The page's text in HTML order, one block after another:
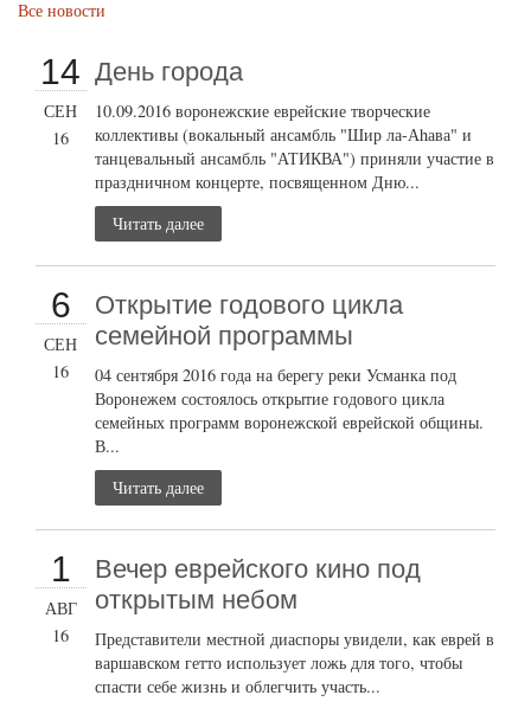
Все новости
14
СЕН
16
День города
10.09.2016 воронежские еврейские творческие
коллективы (вокальный ансамбль "Шир ла-Аhава" и
танцевальный ансамбль "АТИКВА") приняли участие в
праздничном концерте, посвященном Дню...
Читать далее
6
СЕН
16
Открытие годового цикла
семейной программы
04 сентября 2016 года на берегу реки Усманка под
Воронежем состоялось открытие годового цикла
семейных программ воронежской еврейской общины.
В...
Читать далее
1
АВГ
16
Вечер еврейского кино под
открытым небом
Представители местной диаспоры увидели, как еврей в
варшавском гетто использует ложь для того, чтобы
спасти себе жизнь и облегчить участь...